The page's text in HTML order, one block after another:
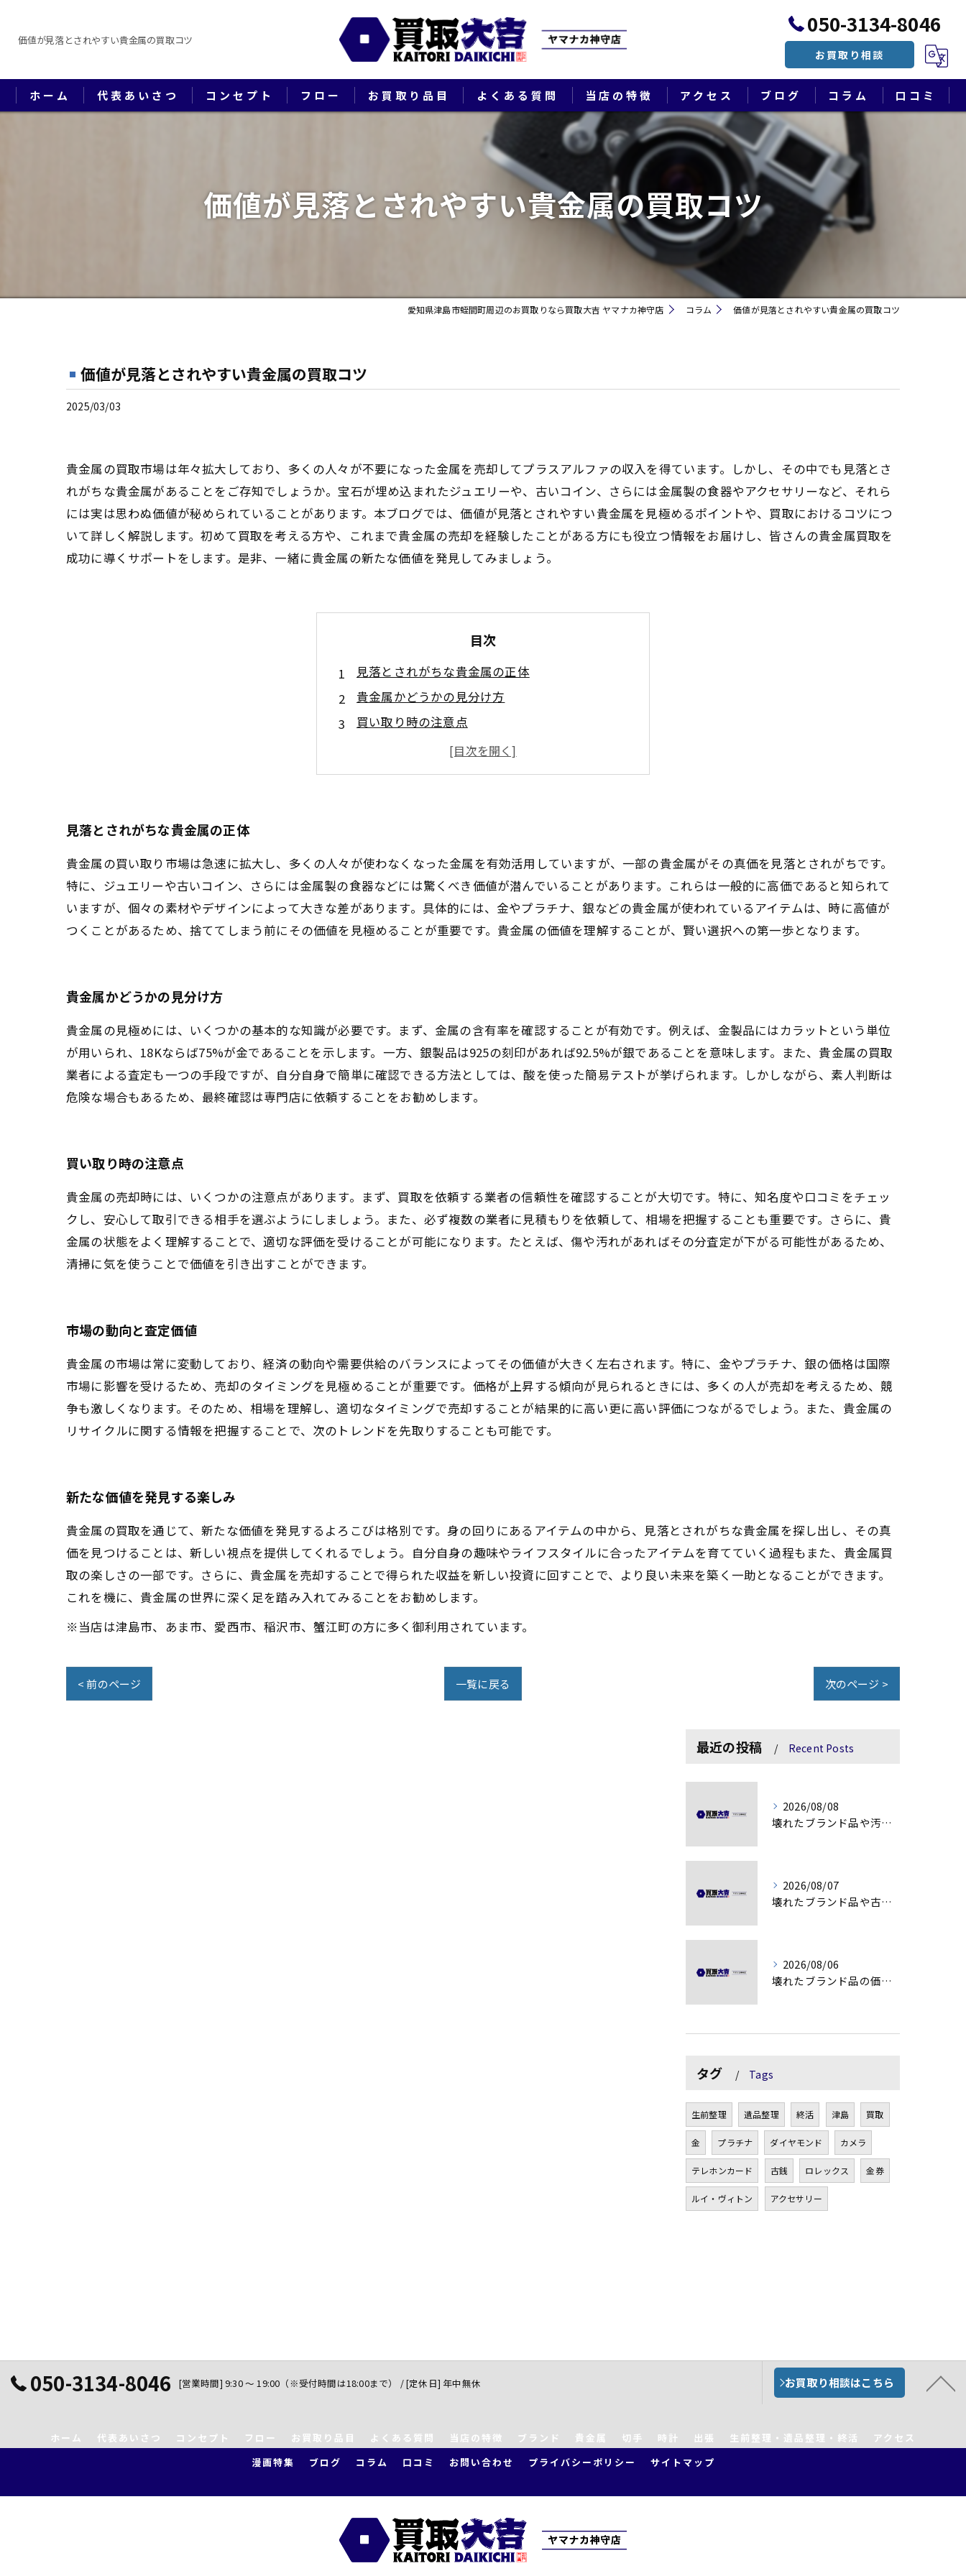
価値が見落とされやすい貴金属の買取コツ
050-3134-8046
お買取り相談
ホーム 代表あいさつ コンセプト フロー お買取り品目 よくある質問 当店の特徴
ブランド
貴金属
切手
生前整理・遺品整理・終活
アクセス
漫画特集
ブログ コラム 口コミ
価値が見落とされやすい貴金属の買取コツ
愛知県津島市蛭間町周辺のお買取りなら買取大吉 ヤマナカ神守店 コラム 価値が見落とされやすい貴金属の買取コツ
価値が見落とされやすい貴金属の買取コツ
2025/03/03
貴金属の買取市場は年々拡大しており、多くの人々が不要になった金属を売却してプラスアルファの収入を得ています。しかし、その中でも見落とさ
れがちな貴金属があることをご存知でしょうか。宝石が埋め込まれたジュエリーや、古いコイン、さらには金属製の食器やアクセサリーなど、それら
には実は思わぬ価値が秘められていることがあります。本ブログでは、価値が見落とされやすい貴金属を見極めるポイントや、買取におけるコツにつ
いて詳しく解説します。初めて買取を考える方や、これまで貴金属の売却を経験したことがある方にも役立つ情報をお届けし、皆さんの貴金属買取を
成功に導くサポートをします。是非、一緒に貴金属の新たな価値を発見してみましょう。
目次
見落とされがちな貴金属の正体
貴金属かどうかの見分け方
買い取り時の注意点
市場の動向と査定価値
新たな価値を発見する楽しみ
見落とされがちな貴金属の正体
貴金属の買い取り市場は急速に拡大し、多くの人々が使わなくなった金属を有効活用していますが、一部の貴金属がその真価を見落とされがちです。
特に、ジュエリーや古いコイン、さらには金属製の食器などには驚くべき価値が潜んでいることがあります。これらは一般的に高価であると知られて
いますが、個々の素材やデザインによって大きな差があります。具体的には、金やプラチナ、銀などの貴金属が使われているアイテムは、時に高値が
つくことがあるため、捨ててしまう前にその価値を見極めることが重要です。貴金属の価値を理解することが、賢い選択への第一歩となります。
貴金属かどうかの見分け方
貴金属の見極めには、いくつかの基本的な知識が必要です。まず、金属の含有率を確認することが有効です。例えば、金製品にはカラットという単位
が用いられ、18Kならば75%が金であることを示します。一方、銀製品は925の刻印があれば92.5%が銀であることを意味します。また、貴金属の買取
業者による査定も一つの手段ですが、自分自身で簡単に確認できる方法としては、酸を使った簡易テストが挙げられます。しかしながら、素人判断は
危険な場合もあるため、最終確認は専門店に依頼することをお勧めします。
買い取り時の注意点
貴金属の売却時には、いくつかの注意点があります。まず、買取を依頼する業者の信頼性を確認することが大切です。特に、知名度や口コミをチェッ
クし、安心して取引できる相手を選ぶようにしましょう。また、必ず複数の業者に見積もりを依頼して、相場を把握することも重要です。さらに、貴
金属の状態をよく理解することで、適切な評価を受けることが可能になります。たとえば、傷や汚れがあればその分査定が下がる可能性があるため、
清掃に気を使うことで価値を引き出すことができます。
市場の動向と査定価値
貴金属の市場は常に変動しており、経済の動向や需要供給のバランスによってその価値が大きく左右されます。特に、金やプラチナ、銀の価格は国際
市場に影響を受けるため、売却のタイミングを見極めることが重要です。価格が上昇する傾向が見られるときには、多くの人が売却を考えるため、競
争も激しくなります。そのため、相場を理解し、適切なタイミングで売却することが結果的に高い更に高い評価につながるでしょう。また、貴金属の
リサイクルに関する情報を把握することで、次のトレンドを先取りすることも可能です。
新たな価値を発見する楽しみ
貴金属の買取を通じて、新たな価値を発見するよろこびは格別です。身の回りにあるアイテムの中から、見落とされがちな貴金属を探し出し、その真
価を見つけることは、新しい視点を提供してくれるでしょう。自分自身の趣味やライフスタイルに合ったアイテムを育てていく過程もまた、貴金属買
取の楽しさの一部です。さらに、貴金属を売却することで得られた収益を新しい投資に回すことで、より良い未来を築く一助となることができます。
これを機に、貴金属の世界に深く足を踏み入れてみることをお勧めします。
※当店は津島市、あま市、愛西市、稲沢市、蟹江町の方に多く御利用されています。
< 前のページ 一覧に戻る 次のページ >
最近の投稿 Recent Posts
2026/08/08
壊れたブランド品や汚れアクセサリーの買取価値解説
2026/08/07
壊れたブランド品や古物の価値を見極める秘訣
2026/08/06
壊れたブランド品の価値を見極める技術とは
タグ Tags
生前整理 遺品整理 終活 津島 買取
金 プラチナ ダイヤモンド カメラ
テレホンカード 古銭 ロレックス 金券
ルイ・ヴィトン アクセサリー
050-3134-8046 [営業時間] 9:30 ～ 19:00（※受付時間は18:00まで） / [定休日] 年中無休 お買取り相談はこちら
ホーム 代表あいさつ コンセプト フロー お買取り品目 よくある質問 当店の特徴 ブランド 貴金属 切手 時計 出張 生前整理・遺品整理・終活
アクセス
漫画特集
ブログ コラム 口コミ お問い合わせ プライバシーポリシー サイトマップ